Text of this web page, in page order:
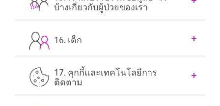
บ้างเกี่ยวกับผู้ป่วยของเรา
16. เด็ก
17. คุกกี้และเทคโนโลยีการ
ติดตาม